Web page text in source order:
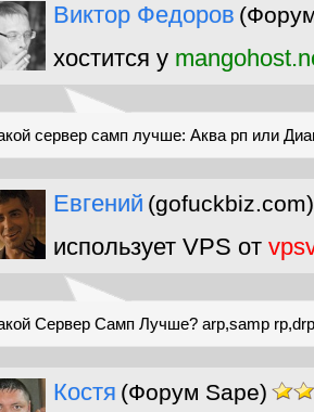
Виктор Федоров
хостится у
сервер самп лучше: Аква рп или
Евгений (gofuckbiz.com)
использует VPS от
Сервер Самп Лучше? arp,samp
Костя (Форум Sape)